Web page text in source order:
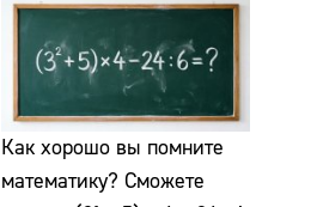
Как хорошо вы помните
математику? Сможете